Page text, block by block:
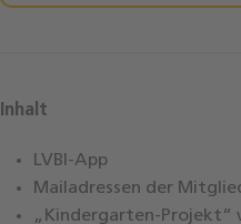
Inhalt
LVBI-App
Mailadressen der
„Kindergarten-